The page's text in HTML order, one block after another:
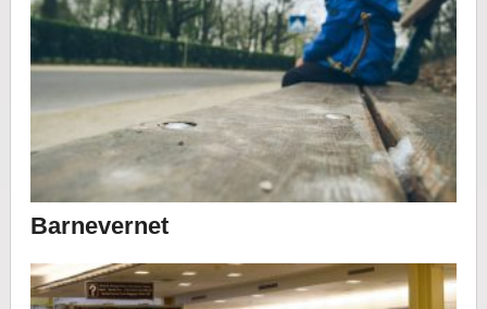
Barnevernet